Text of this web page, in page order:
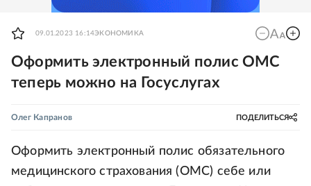
09.01.2023 16:14ЭКОНОМИКА
Оформить электронный полис ОМС
теперь можно на Госуслугах
Олег Капранов ПОДЕЛИТЬСЯ
Оформить электронный полис обязательного
медицинского страхования (ОМС) себе или